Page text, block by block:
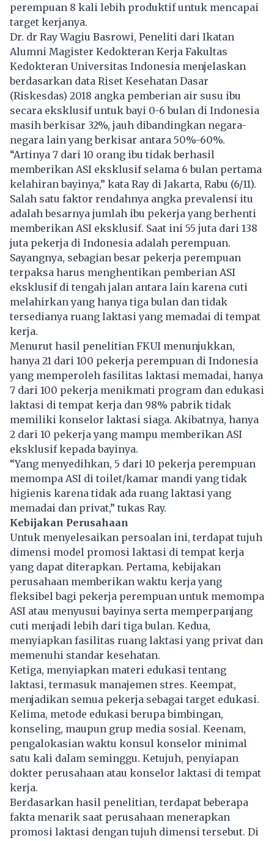
perempuan 8 kali lebih produktif untuk mencapai
target kerjanya.
Dr. dr Ray Wagiu Basrowi, Peneliti dari Ikatan
Alumni Magister Kedokteran Kerja Fakultas
Kedokteran Universitas Indonesia menjelaskan
berdasarkan data Riset Kesehatan Dasar
(Riskesdas) 2018 angka pemberian air susu ibu
secara eksklusif untuk bayi 0-6 bulan di Indonesia
masih berkisar 32%, jauh dibandingkan negara-
negara lain yang berkisar antara 50%-60%.
“Artinya 7 dari 10 orang ibu tidak berhasil
memberikan ASI eksklusif selama 6 bulan pertama
kelahiran bayinya,” kata Ray di Jakarta, Rabu (6/11).
Salah satu faktor rendahnya angka prevalensi itu
adalah besarnya jumlah ibu pekerja yang berhenti
memberikan ASI eksklusif. Saat ini 55 juta dari 138
juta pekerja di Indonesia adalah perempuan.
Sayangnya, sebagian besar pekerja perempuan
terpaksa harus menghentikan pemberian ASI
eksklusif di tengah jalan antara lain karena cuti
melahirkan yang hanya tiga bulan dan tidak
tersedianya ruang laktasi yang memadai di tempat
kerja.
Menurut hasil penelitian FKUI menunjukkan,
hanya 21 dari 100 pekerja perempuan di Indonesia
yang memperoleh fasilitas laktasi memadai, hanya
7 dari 100 pekerja menikmati program dan edukasi
laktasi di tempat kerja dan 98% pabrik tidak
memiliki konselor laktasi siaga. Akibatnya, hanya
2 dari 10 pekerja yang mampu memberikan ASI
eksklusif kepada bayinya.
“Yang menyedihkan, 5 dari 10 pekerja perempuan
memompa ASI di toilet/kamar mandi yang tidak
higienis karena tidak ada ruang laktasi yang
memadai dan privat,” tukas Ray.
Kebijakan Perusahaan
Untuk menyelesaikan persoalan ini, terdapat tujuh
dimensi model promosi laktasi di tempat kerja
yang dapat diterapkan. Pertama, kebijakan
perusahaan memberikan waktu kerja yang
fleksibel bagi pekerja perempuan untuk memompa
ASI atau menyusui bayinya serta memperpanjang
cuti menjadi lebih dari tiga bulan. Kedua,
menyiapkan fasilitas ruang laktasi yang privat dan
memenuhi standar kesehatan.
Ketiga, menyiapkan materi edukasi tentang
laktasi, termasuk manajemen stres. Keempat,
menjadikan semua pekerja sebagai target edukasi.
Kelima, metode edukasi berupa bimbingan,
konseling, maupun grup media sosial. Keenam,
pengalokasian waktu konsul konselor minimal
satu kali dalam seminggu. Ketujuh, penyiapan
dokter perusahaan atau konselor laktasi di tempat
kerja.
Berdasarkan hasil penelitian, terdapat beberapa
fakta menarik saat perusahaan menerapkan
promosi laktasi dengan tujuh dimensi tersebut. Di